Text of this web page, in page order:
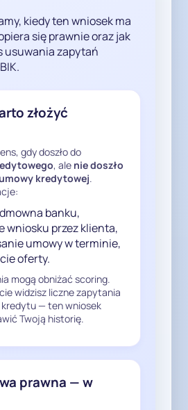
procesu oceny
procesu oceny
5 ust. 1 lit. b i e RODO
mogą być
wyłącznie w
wyraźnym celu i nie
to niezbędne do
celu.
sygn. III OSK
że po podjęciu
cel
– ocena zdolności
– zostaje zrealizowany,
nie
sprawie cel polegający
kredytowej
w chwili
kiedy ten wniosek ma
się prawnie oraz jak
usuwania zapytań
złożyć
gdy doszło do
, ale nie doszło
kredytowej.
banku,
wniosku przez klienta,
umowy w terminie,
oferty.
mogą obniżać scoring.
widzisz liczne zapytania
— ten wniosek
Twoją historię.
prawna — w